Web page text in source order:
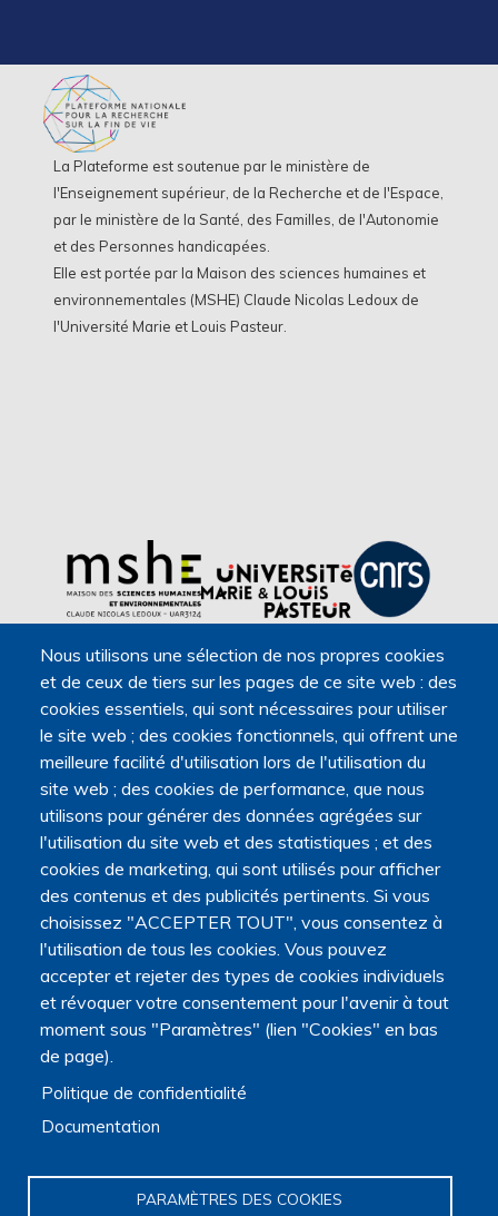
Nous utilisons une sélection de nos propres cookies
et de ceux de tiers sur les pages de ce site web : des
cookies essentiels, qui sont nécessaires pour utiliser
le site web ; des cookies fonctionnels, qui offrent une
meilleure facilité d'utilisation lors de l'utilisation du
site web ; des cookies de performance, que nous
utilisons pour générer des données agrégées sur
l'utilisation du site web et des statistiques ; et des
cookies de marketing, qui sont utilisés pour afficher
des contenus et des publicités pertinents. Si vous
choisissez "ACCEPTER TOUT", vous consentez à
l'utilisation de tous les cookies. Vous pouvez
accepter et rejeter des types de cookies individuels
et révoquer votre consentement pour l'avenir à tout
moment sous "Paramètres" (lien "Cookies" en bas
de page).
Politique de confidentialité
Documentation
PARAMÈTRES DES COOKIES
La Plateforme est soutenue par le ministère de
l'Enseignement supérieur, de la Recherche et de l'Espace,
par le ministère de la Santé, des Familles, de l'Autonomie
et des Personnes handicapées.
Elle est portée par la Maison des sciences humaines et
environnementales (MSHE) Claude Nicolas Ledoux de
l'Université Marie et Louis Pasteur.
Navigation principale
Qui sommes nous ?
Présentation
Organisation
Stratégie scientifique
Observatoire de la recherche
Panorama de la recherche
Annuaire des chercheurs internationaux
Répertoire des projets
Répertoire des projets européens
Publications des membres